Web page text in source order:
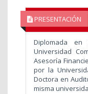
PRESENTACIÓN
Diplomada en
Universidad
Asesoría
por la
Doctora en
misma